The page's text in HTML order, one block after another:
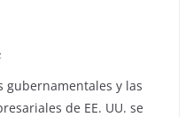
gubernamentales y las
de EE. UU. se